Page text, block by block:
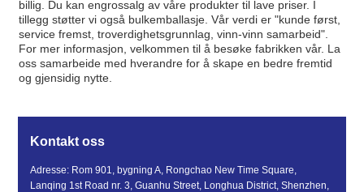
billig. Du kan engrossalg av våre produkter til lave priser. I
tillegg støtter vi også bulkemballasje. Vår verdi er "kunde først,
service fremst, troverdighetsgrunnlag, vinn-vinn samarbeid".
For mer informasjon, velkommen til å besøke fabrikken vår. La
oss samarbeide med hverandre for å skape en bedre fremtid
og gjensidig nytte.
Kontakt oss
Adresse: Rom 901, bygning A, Rongchao New Time Square,
Lanqing 1st Road nr. 3, Guanhu Street, Longhua District, Shenzhen,